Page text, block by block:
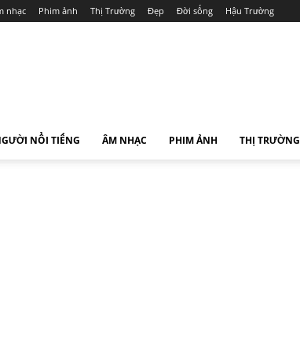
nhạc Phim ảnh Thị Trường Đẹp Đời sống Hậu Trường
NỔI TIẾNG ÂM NHẠC PHIM ẢNH THỊ TRƯỜNG